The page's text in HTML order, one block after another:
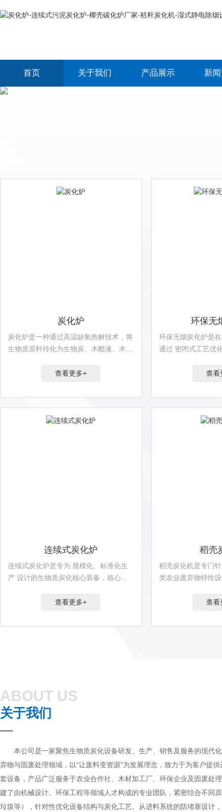
首页 关于我们 产品展示 新
炭化炉
炭化炉是一种通过高温缺氧热解技术，将
生物质原料转化为生物炭、木醋液、木煤
查看更多+
环保无
环保无烟炭化炉是
通过 密闭式工艺优
查看
连续式炭化炉
连续式炭化炉是专为 规模化、标准化生
产 设计的生物质炭化核心装备，核心特
查看更多+
稻壳
稻壳炭化机是专门
类农业废弃物特性
查看
ABOUT US
关于我们
本公司是一家聚焦生物质炭化设备研发、生产、销售及服务的现代
弃物与固废处理领域，以“让废料变资源”为发展理念，致力于为客户提
套设备，产品广泛服务于农业合作社、木材加工厂、环保企业及固废处
建了由机械设计、环保工程等领域人才构成的专业团队，紧密结合不同
垃圾等），针对性优化设备结构与炭化工艺。从进料系统的防堵塞设计